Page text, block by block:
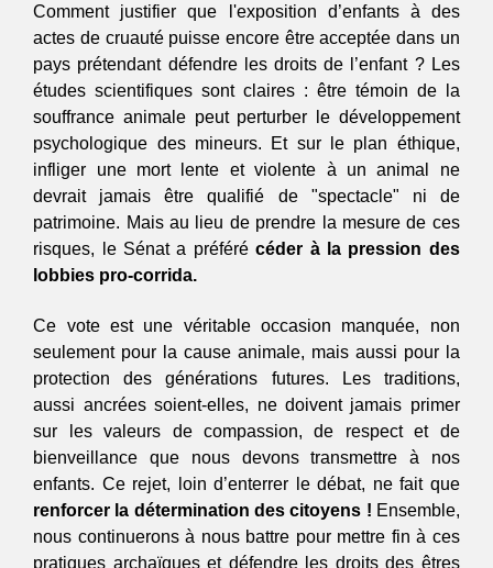
Comment justifier que l'exposition d’enfants à des
actes de cruauté puisse encore être acceptée dans un
pays prétendant défendre les droits de l’enfant ? Les
études scientifiques sont claires : être témoin de la
souffrance animale peut perturber le développement
psychologique des mineurs. Et sur le plan éthique,
infliger une mort lente et violente à un animal ne
devrait jamais être qualifié de "spectacle" ni de
patrimoine. Mais au lieu de prendre la mesure de ces
risques, le Sénat a préféré céder à la pression des
lobbies pro-corrida.
Ce vote est une véritable occasion manquée, non
seulement pour la cause animale, mais aussi pour la
protection des générations futures. Les traditions,
aussi ancrées soient-elles, ne doivent jamais primer
sur les valeurs de compassion, de respect et de
bienveillance que nous devons transmettre à nos
enfants. Ce rejet, loin d’enterrer le débat, ne fait que
renforcer la détermination des citoyens ! Ensemble,
nous continuerons à nous battre pour mettre fin à ces
pratiques archaïques et défendre les droits des êtres